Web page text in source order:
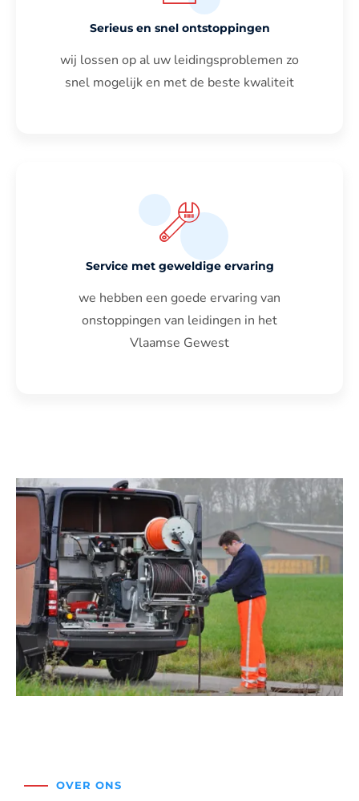
Serieus en snel ontstoppingen
wij lossen op al uw leidingsproblemen zo
snel mogelijk en met de beste kwaliteit
Service met geweldige ervaring
we hebben een goede ervaring van
onstoppingen van leidingen in het
Vlaamse Gewest
OVER ONS